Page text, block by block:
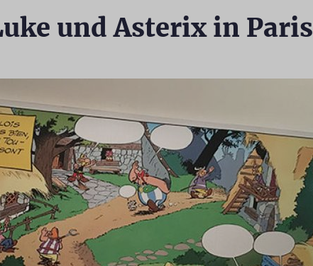
und Asterix in Paris